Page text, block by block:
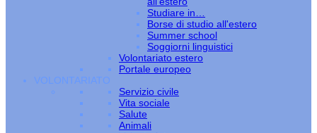
Studiare in…
Borse di studio all'estero
Summer school
Soggiorni linguistici
Volontariato estero
Portale europeo
VOLONTARIATO
Servizio civile
Vita sociale
Salute
Animali